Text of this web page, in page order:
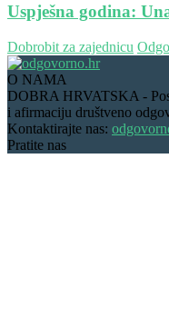
Uspješna godina:
Dobrobit za zajednicu
O NAMA
DOBRA HRVATSKA -
i afirmaciju društveno
Kontaktirajte nas:
Pratite nas